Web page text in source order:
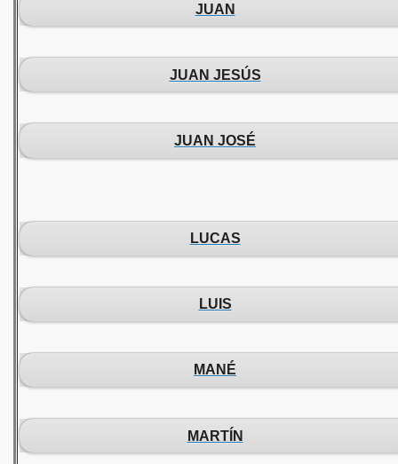
JUAN
JUAN JESÚS
JUAN JOSÉ
LUCAS
LUIS
MANÉ
MARTÍN